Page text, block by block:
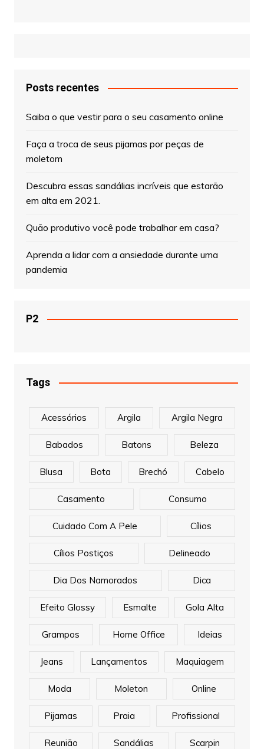
Posts recentes
Saiba o que vestir para o seu casamento online
Faça a troca de seus pijamas por peças de
moletom
Descubra essas sandálias incríveis que estarão
em alta em 2021.
Quão produtivo você pode trabalhar em casa?
Aprenda a lidar com a ansiedade durante uma
pandemia
P2
Tags
Acessórios Argila Argila Negra
Babados Batons Beleza
Blusa Bota Brechó Cabelo
Casamento Consumo
Cuidado Com A Pele Cílios
Cílios Postiços Delineado
Dia Dos Namorados Dica
Efeito Glossy Esmalte Gola Alta
Grampos Home Office Ideias
Jeans Lançamentos Maquiagem
Moda Moleton Online
Pijamas Praia Profissional
Reunião Sandálias Scarpin